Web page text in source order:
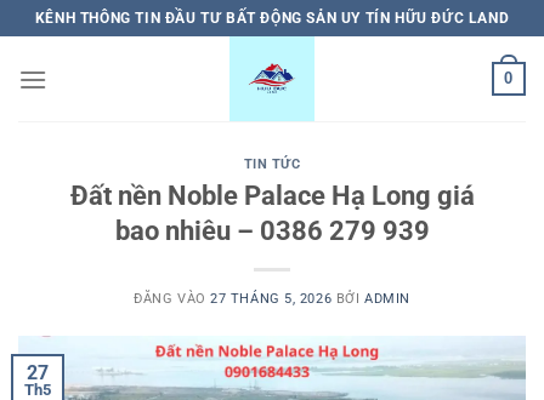
qua
nội
KÊNH THÔNG TIN ĐẦU TƯ BẤT ĐỘNG SẢN UY TÍN HỮU ĐỨC LAND
0
TIN TỨC
Đất nền Noble Palace Hạ Long giá
bao nhiêu – 0386 279 939
ĐĂNG VÀO27 THÁNG 5, 2026 BỞI ADMIN
27
Th5